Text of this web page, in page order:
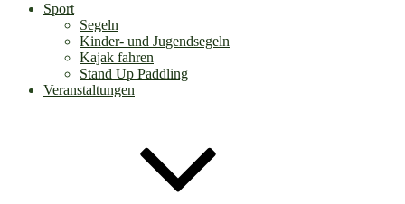
Sport
Segeln
Kinder- und Jugendsegeln
Kajak fahren
Stand Up Paddling
Veranstaltungen